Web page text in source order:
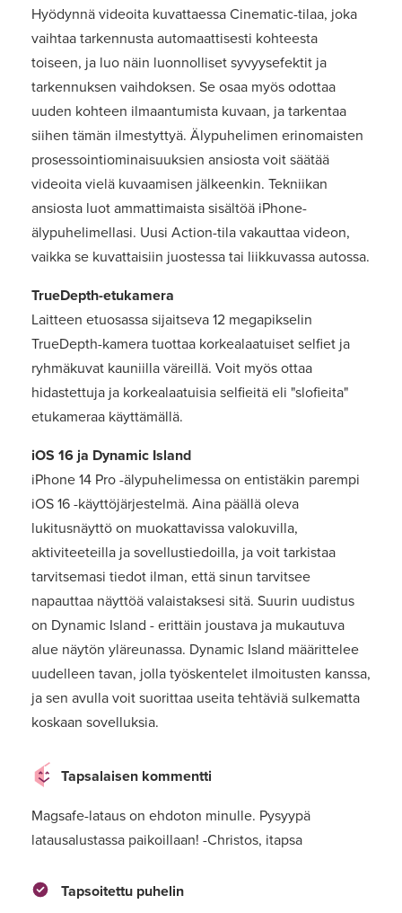
Hyödynnä videoita kuvattaessa Cinematic-tilaa, joka
vaihtaa tarkennusta automaattisesti kohteesta
toiseen, ja luo näin luonnolliset syvyysefektit ja
tarkennuksen vaihdoksen. Se osaa myös odottaa
uuden kohteen ilmaantumista kuvaan, ja tarkentaa
siihen tämän ilmestyttyä. Älypuhelimen erinomaisten
prosessointiominaisuuksien ansiosta voit säätää
videoita vielä kuvaamisen jälkeenkin. Tekniikan
ansiosta luot ammattimaista sisältöä iPhone-
älypuhelimellasi. Uusi Action-tila vakauttaa videon,
vaikka se kuvattaisiin juostessa tai liikkuvassa autossa.
TrueDepth-etukamera
Laitteen etuosassa sijaitseva 12 megapikselin
TrueDepth-kamera tuottaa korkealaatuiset selfiet ja
ryhmäkuvat kauniilla väreillä. Voit myös ottaa
hidastettuja ja korkealaatuisia selfieitä eli "slofieita"
etukameraa käyttämällä.
iOS 16 ja Dynamic Island
iPhone 14 Pro -älypuhelimessa on entistäkin parempi
iOS 16 -käyttöjärjestelmä. Aina päällä oleva
lukitusnäyttö on muokattavissa valokuvilla,
aktiviteeteilla ja sovellustiedoilla, ja voit tarkistaa
tarvitsemasi tiedot ilman, että sinun tarvitsee
napauttaa näyttöä valaistaksesi sitä. Suurin uudistus
on Dynamic Island - erittäin joustava ja mukautuva
alue näytön yläreunassa. Dynamic Island määrittelee
uudelleen tavan, jolla työskentelet ilmoitusten kanssa,
ja sen avulla voit suorittaa useita tehtäviä sulkematta
koskaan sovelluksia.
Tapsalaisen kommentti
Magsafe-lataus on ehdoton minulle. Pysyypä
latausalustassa paikoillaan! -Christos, itapsa
Tapsoitettu puhelin